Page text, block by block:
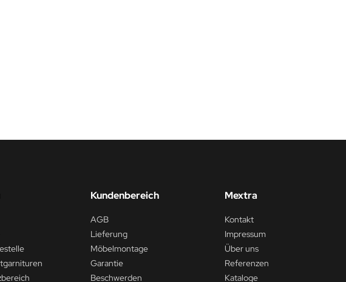
Kundenbereich
AGB
Lieferung
Möbelmontage
Garantie
Beschwerden
Mextra
Kontakt
Impressum
Über uns
Referenzen
Kataloge